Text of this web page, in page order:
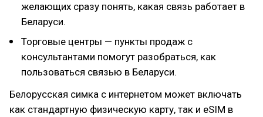
желающих сразу понять, какая связь работает в
Беларуси.
Торговые центры — пункты продаж с
консультантами помогут разобраться, как
пользоваться связью в Беларуси.
Белорусская симка с интернетом может включать
как стандартную физическую карту, так и eSIM в